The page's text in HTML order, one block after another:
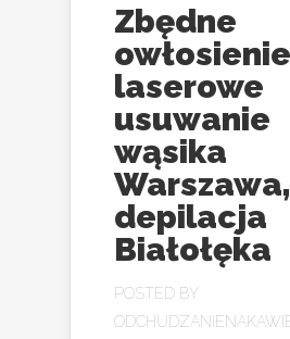
Zbędne
laserowe
usuwanie
wąsika
Warszawa,
depilacja
Białołęka
POSTED BY